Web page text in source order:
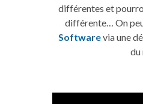
différentes et
différente… On
Softwarevia une
du